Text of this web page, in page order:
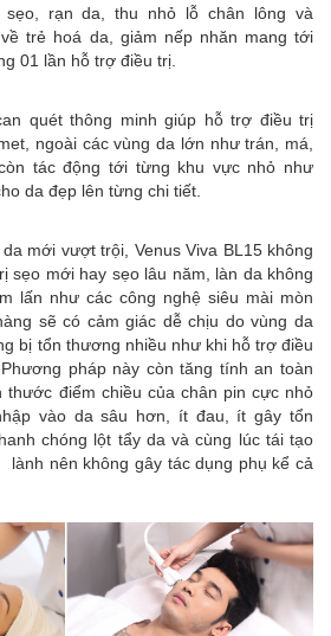
rạn da, thu nhỏ lỗ chân lông và
trẻ hoá da, giảm nếp nhăn mang tới
01 lần hỗ trợ điều trị.
quét thông minh giúp hỗ trợ điều trị
ngoài các vùng da lớn như trán, má,
tác động tới từng khu vực nhỏ như
da đẹp lên từng chi tiết.
mới vượt trội, Venus Viva BL15 không
sẹo mới hay sẹo lâu năm, làn da không
lấn như các công nghệ siêu mài mòn
sẽ có cảm giác dễ chịu do vùng da
bị tổn thương nhiều như khi hỗ trợ điều
pháp này còn tăng tính an toàn
thước điểm chiều của chân pin cực nhỏ
vào da sâu hơn, ít đau, ít gây tổn
chóng lột tẩy da và cùng lúc tái tạo
lành nên không gây tác dụng phụ kể cả